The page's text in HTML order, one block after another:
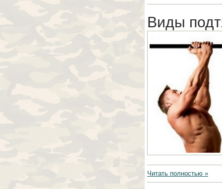
Виды
Читать полностью »